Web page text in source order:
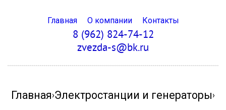
Главная О компании Контакты
8 (962) 824-74-12
zvezda-s@bk.ru
Главная›Электростанции и генераторы›